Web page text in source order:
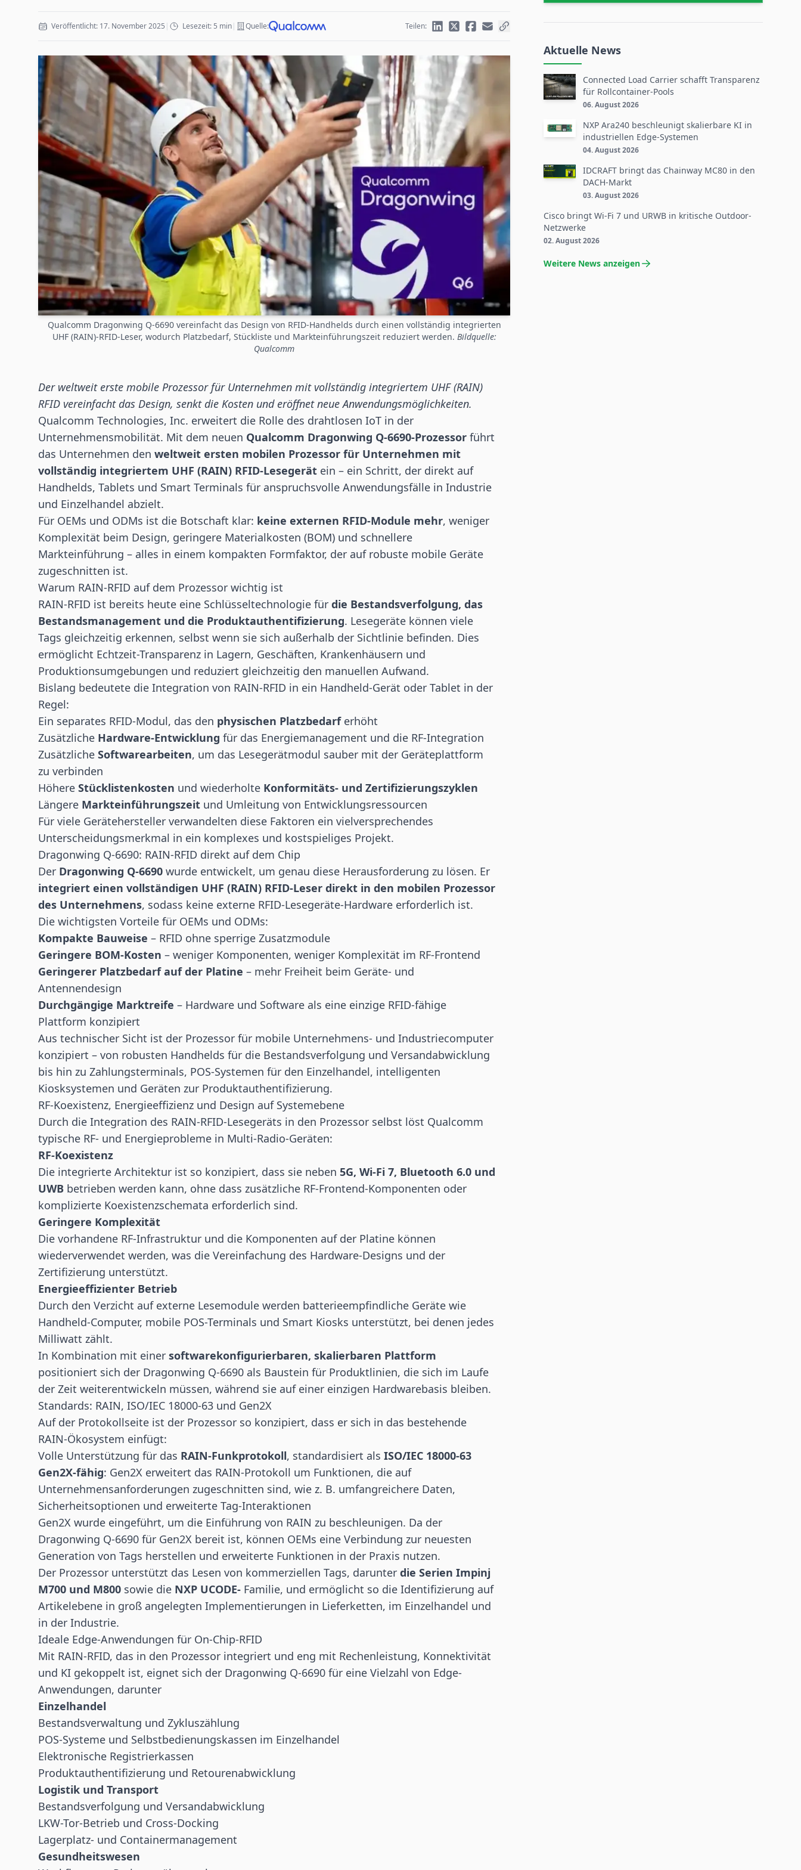
Veröffentlicht: 17. November 2025 | Lesezeit: 5 min| Quelle: Teilen:
Qualcomm Dragonwing Q-6690 vereinfacht das Design von RFID-Handhelds durch einen vollständig integrierten
UHF (RAIN)-RFID-Leser, wodurch Platzbedarf, Stückliste und Markteinführungszeit reduziert werden. Bildquelle:
Qualcomm
Der weltweit erste mobile Prozessor für Unternehmen mit vollständig integriertem UHF (RAIN)
RFID vereinfacht das Design, senkt die Kosten und eröffnet neue Anwendungsmöglichkeiten.
Qualcomm Technologies, Inc. erweitert die Rolle des drahtlosen IoT in der
Unternehmensmobilität. Mit dem neuen Qualcomm Dragonwing Q-6690-Prozessor führt
das Unternehmen den weltweit ersten mobilen Prozessor für Unternehmen mit
vollständig integriertem UHF (RAIN) RFID-Lesegerät ein – ein Schritt, der direkt auf
Handhelds, Tablets und Smart Terminals für anspruchsvolle Anwendungsfälle in Industrie
und Einzelhandel abzielt.
Für OEMs und ODMs ist die Botschaft klar: keine externen RFID-Module mehr, weniger
Komplexität beim Design, geringere Materialkosten (BOM) und schnellere
Markteinführung – alles in einem kompakten Formfaktor, der auf robuste mobile Geräte
zugeschnitten ist.
Warum RAIN-RFID auf dem Prozessor wichtig ist
RAIN-RFID ist bereits heute eine Schlüsseltechnologie für die Bestandsverfolgung, das
Bestandsmanagement und die Produktauthentifizierung. Lesegeräte können viele
Tags gleichzeitig erkennen, selbst wenn sie sich außerhalb der Sichtlinie befinden. Dies
ermöglicht Echtzeit-Transparenz in Lagern, Geschäften, Krankenhäusern und
Produktionsumgebungen und reduziert gleichzeitig den manuellen Aufwand.
Bislang bedeutete die Integration von RAIN-RFID in ein Handheld-Gerät oder Tablet in der
Regel:
Ein separates RFID-Modul, das den physischen Platzbedarferhöht
Zusätzliche Hardware-Entwicklung für das Energiemanagement und die RF-Integration
Zusätzliche Softwarearbeiten, um das Lesegerätmodul sauber mit der Geräteplattform
zu verbinden
Höhere Stücklistenkosten und wiederholte Konformitäts- und Zertifizierungszyklen
Längere Markteinführungszeit und Umleitung von Entwicklungsressourcen
Für viele Gerätehersteller verwandelten diese Faktoren ein vielversprechendes
Unterscheidungsmerkmal in ein komplexes und kostspieliges Projekt.
Dragonwing Q-6690: RAIN-RFID direkt auf dem Chip
Der Dragonwing Q-6690 wurde entwickelt, um genau diese Herausforderung zu lösen. Er
integriert einen vollständigen UHF (RAIN) RFID-Leser direkt in den mobilen Prozessor
des Unternehmens, sodass keine externe RFID-Lesegeräte-Hardware erforderlich ist.
Die wichtigsten Vorteile für OEMs und ODMs:
Kompakte Bauweise – RFID ohne sperrige Zusatzmodule
Geringere BOM-Kosten – weniger Komponenten, weniger Komplexität im RF-Frontend
Geringerer Platzbedarf auf der Platine – mehr Freiheit beim Geräte- und
Antennendesign
Durchgängige Marktreife – Hardware und Software als eine einzige RFID-fähige
Plattform konzipiert
Aus technischer Sicht ist der Prozessor für mobile Unternehmens- und Industriecomputer
konzipiert – von robusten Handhelds für die Bestandsverfolgung und Versandabwicklung
bis hin zu Zahlungsterminals, POS-Systemen für den Einzelhandel, intelligenten
Kiosksystemen und Geräten zur Produktauthentifizierung.
RF-Koexistenz, Energieeffizienz und Design auf Systemebene
Durch die Integration des RAIN-RFID-Lesegeräts in den Prozessor selbst löst Qualcomm
typische RF- und Energieprobleme in Multi-Radio-Geräten:
RF-Koexistenz
Die integrierte Architektur ist so konzipiert, dass sie neben 5G, Wi-Fi 7, Bluetooth 6.0 und
UWB betrieben werden kann, ohne dass zusätzliche RF-Frontend-Komponenten oder
komplizierte Koexistenzschemata erforderlich sind.
Geringere Komplexität
Die vorhandene RF-Infrastruktur und die Komponenten auf der Platine können
wiederverwendet werden, was die Vereinfachung des Hardware-Designs und der
Zertifizierung unterstützt.
Energieeffizienter Betrieb
Durch den Verzicht auf externe Lesemodule werden batterieempfindliche Geräte wie
Handheld-Computer, mobile POS-Terminals und Smart Kiosks unterstützt, bei denen jedes
Milliwatt zählt.
In Kombination mit einer softwarekonfigurierbaren, skalierbaren Plattform
positioniert sich der Dragonwing Q-6690 als Baustein für Produktlinien, die sich im Laufe
der Zeit weiterentwickeln müssen, während sie auf einer einzigen Hardwarebasis bleiben.
Standards: RAIN, ISO/IEC 18000-63 und Gen2X
Auf der Protokollseite ist der Prozessor so konzipiert, dass er sich in das bestehende
RAIN-Ökosystem einfügt:
Volle Unterstützung für das RAIN-Funkprotokoll, standardisiert als ISO/IEC 18000-63
Gen2X-fähig: Gen2X erweitert das RAIN-Protokoll um Funktionen, die auf
Unternehmensanforderungen zugeschnitten sind, wie z. B. umfangreichere Daten,
Sicherheitsoptionen und erweiterte Tag-Interaktionen
Gen2X wurde eingeführt, um die Einführung von RAIN zu beschleunigen. Da der
Dragonwing Q-6690 für Gen2X bereit ist, können OEMs eine Verbindung zur neuesten
Generation von Tags herstellen und erweiterte Funktionen in der Praxis nutzen.
Der Prozessor unterstützt das Lesen von kommerziellen Tags, darunter die Serien Impinj
M700 und M800 sowie die NXP UCODE- Familie, und ermöglicht so die Identifizierung auf
Artikelebene in groß angelegten Implementierungen in Lieferketten, im Einzelhandel und
in der Industrie.
Ideale Edge-Anwendungen für On-Chip-RFID
Mit RAIN-RFID, das in den Prozessor integriert und eng mit Rechenleistung, Konnektivität
und KI gekoppelt ist, eignet sich der Dragonwing Q-6690 für eine Vielzahl von Edge-
Anwendungen, darunter
Einzelhandel
Bestandsverwaltung und Zykluszählung
POS-Systeme und Selbstbedienungskassen im Einzelhandel
Elektronische Registrierkassen
Produktauthentifizierung und Retourenabwicklung
Logistik und Transport
Bestandsverfolgung und Versandabwicklung
LKW-Tor-Betrieb und Cross-Docking
Lagerplatz- und Containermanagement
Gesundheitswesen
Aktuelle News
Connected Load Carrier schafft Transparenz
für Rollcontainer-Pools
06. August 2026
NXP Ara240 beschleunigt skalierbare KI in
industriellen Edge-Systemen
04. August 2026
IDCRAFT bringt das Chainway MC80 in den
DACH-Markt
03. August 2026
Cisco bringt Wi-Fi 7 und URWB in kritische Outdoor-
Netzwerke
02. August 2026
Weitere News anzeigen